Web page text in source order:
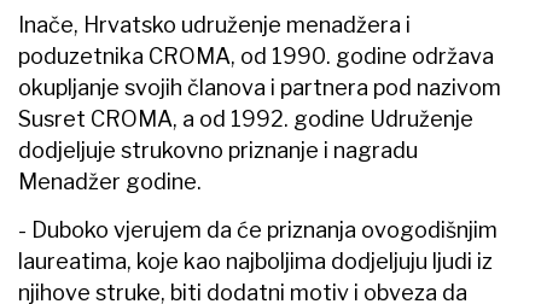
Inače, Hrvatsko udruženje menadžera i
poduzetnika CROMA, od 1990. godine održava
okupljanje svojih članova i partnera pod nazivom
Susret CROMA, a od 1992. godine Udruženje
dodjeljuje strukovno priznanje i nagradu
Menadžer godine.
- Duboko vjerujem da će priznanja ovogodišnjim
laureatima, koje kao najboljima dodjeljuju ljudi iz
njihove struke, biti dodatni motiv i obveza da